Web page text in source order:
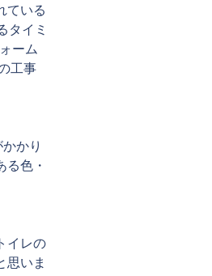
ている
タイミ
ーム
工事
かり
色・
イレの
思いま